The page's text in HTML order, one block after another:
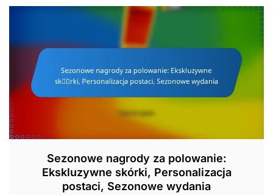
Sezonowe nagrody za polowanie:
Ekskluzywne skórki, Personalizacja
postaci, Sezonowe wydania